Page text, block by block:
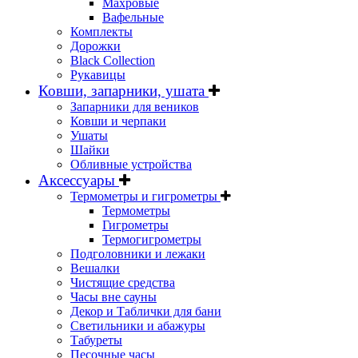
Вафельные
Комплекты
Дорожки
Black Collection
Рукавицы
Ковши, запарники, ушата
Запарники для веников
Ковши и черпаки
Ушаты
Шайки
Обливные устройства
Аксессуары
Термометры и гигрометры
Термометры
Гигрометры
Термогигрометры
Подголовники и лежаки
Вешалки
Чистящие средства
Часы вне сауны
Декор и Таблички для бани
Светильники и абажуры
Табуреты
Песочные часы